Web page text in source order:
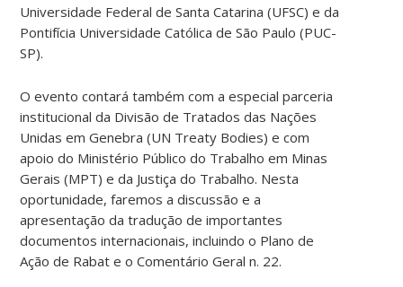
Universidade Federal de Santa Catarina (UFSC) e da
Pontifícia Universidade Católica de São Paulo (PUC-
SP).
O evento contará também com a especial parceria
institucional da Divisão de Tratados das Nações
Unidas em Genebra (UN Treaty Bodies) e com
apoio do Ministério Público do Trabalho em Minas
Gerais (MPT) e da Justiça do Trabalho. Nesta
oportunidade, faremos a discussão e a
apresentação da tradução de importantes
documentos internacionais, incluindo o Plano de
Ação de Rabat e o Comentário Geral n. 22.